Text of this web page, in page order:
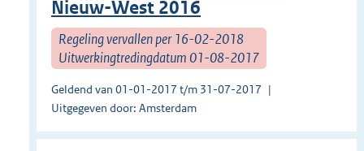
Nieuw-West 2016
Regeling vervallen per 16-02-2018
Uitwerkingtredingdatum 01-08-2017
Geldend van 01-01-2017 t/m 31-07-2017
Uitgegeven door: Amsterdam